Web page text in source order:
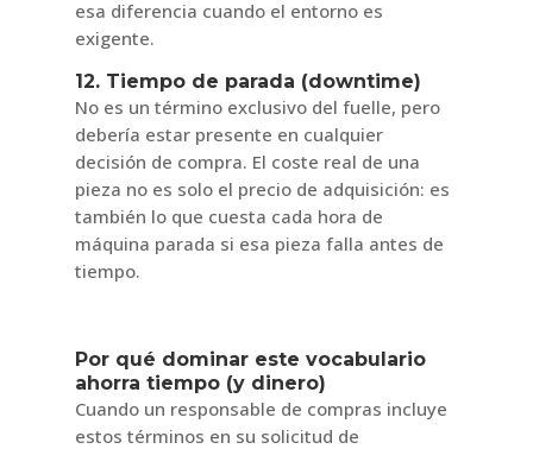
esa diferencia cuando el entorno es
exigente.
12. Tiempo de parada (downtime)
No es un término exclusivo del fuelle, pero
debería estar presente en cualquier
decisión de compra. El coste real de una
pieza no es solo el precio de adquisición: es
también lo que cuesta cada hora de
máquina parada si esa pieza falla antes de
tiempo.
Por qué dominar este vocabulario
ahorra tiempo (y dinero)
Cuando un responsable de compras incluye
estos términos en su solicitud de